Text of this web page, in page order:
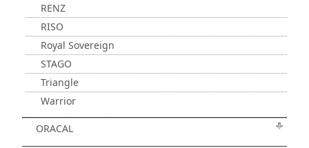
RENZ
RISO
Royal Sovereign
STAGO
Triangle
Warrior
ORACAL